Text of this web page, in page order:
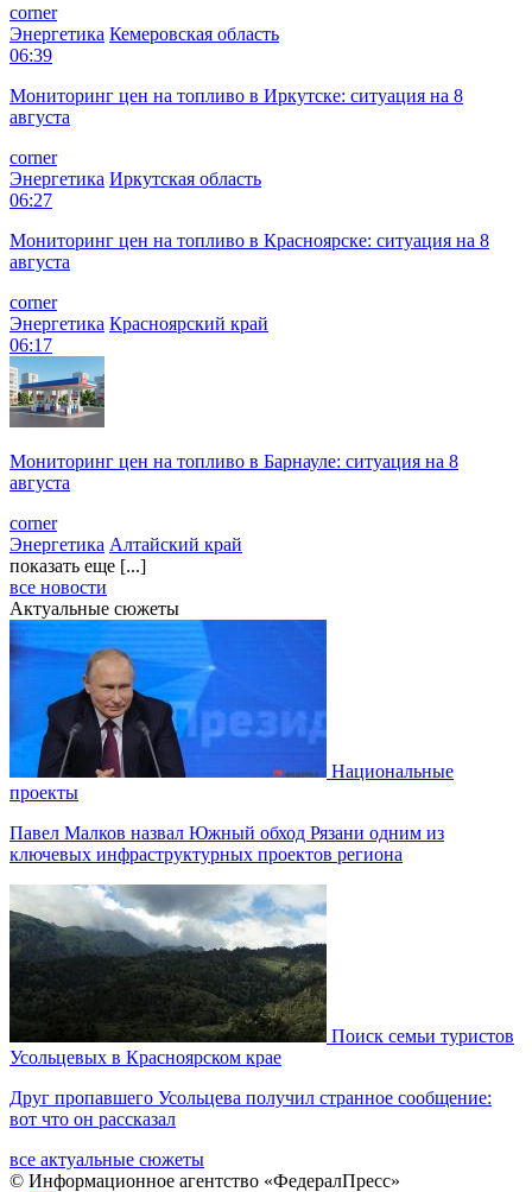
corner
Энергетика Кемеровская область
06:39
Мониторинг цен на топливо в Иркутске: ситуация на 8
августа
corner
Энергетика Иркутская область
06:27
Мониторинг цен на топливо в Красноярске: ситуация на 8
августа
corner
Энергетика Красноярский край
06:17
Мониторинг цен на топливо в Барнауле: ситуация на 8
августа
corner
Энергетика Алтайский край
показать еще [...]
все новости
Актуальные сюжеты
Национальные
проекты
Павел Малков назвал Южный обход Рязани одним из
ключевых инфраструктурных проектов региона
Поиск семьи туристов
Усольцевых в Красноярском крае
Друг пропавшего Усольцева получил странное сообщение:
вот что он рассказал
все актуальные сюжеты
© Информационное агентство «ФедералПресс»